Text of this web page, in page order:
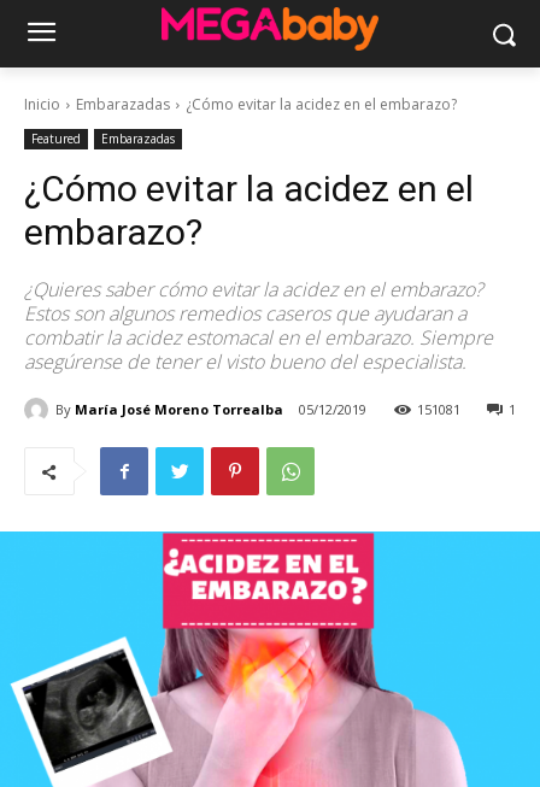
Inicio Embarazadas ¿Cómo evitar la acidez en el embarazo?
Featured Embarazadas
¿Cómo evitar la acidez en el
embarazo?
¿Quieres saber cómo evitar la acidez en el embarazo?
Estos son algunos remedios caseros que ayudaran a
combatir la acidez estomacal en el embarazo. Siempre
asegúrense de tener el visto bueno del especialista.
By María José Moreno Torrealba 05/12/2019 1
151081